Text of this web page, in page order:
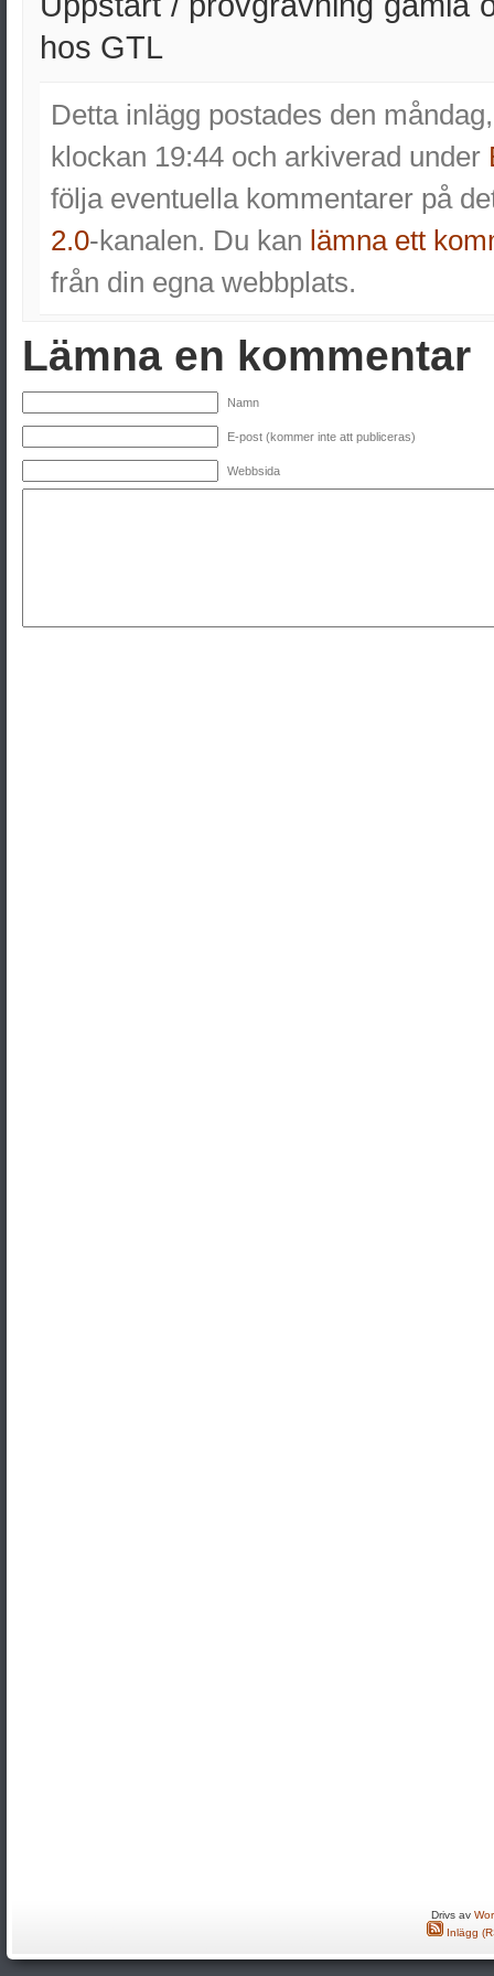
hos GTL
Detta inlägg postades den
klockan 19:44 och arkiverad under
följa eventuella kommentarer på
2.0-kanalen. Du kan lämna ett
från din egna webbplats.
Lämna en kommentar
Namn
E-post (kommer inte att publiceras)
Webbsida
Drivs av
Inlägg